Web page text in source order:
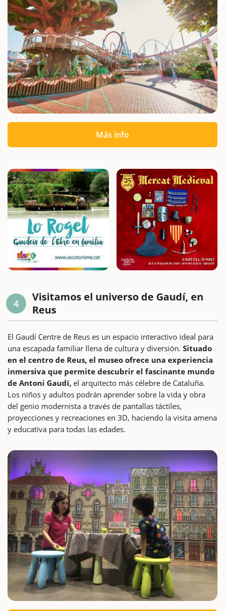
Más info
4
Visitamos el universo de Gaudí, en
Reus
El Gaudí Centre de Reus es un espacio interactivo ideal para
una escapada familiar llena de cultura y diversión. Situado
en el centro de Reus, el museo ofrece una experiencia
inmersiva que permite descubrir el fascinante mundo
de Antoni Gaudí, el arquitecto más célebre de Cataluña.
Los niños y adultos podrán aprender sobre la vida y obra
del genio modernista a través de pantallas táctiles,
proyecciones y recreaciones en 3D, haciendo la visita amena
y educativa para todas las edades.